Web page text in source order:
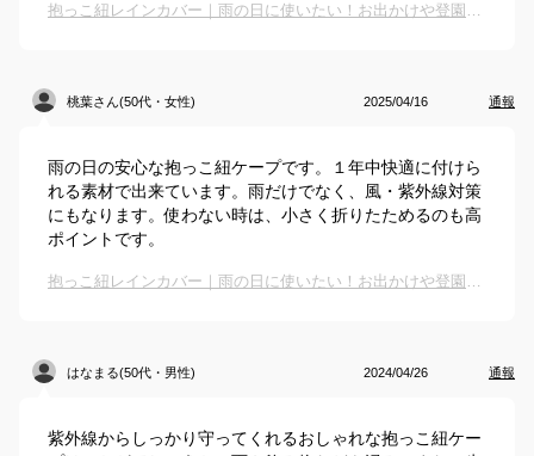
抱っこ紐レインカバー｜雨の日に使いたい！お出かけや登園にも便利なカバーのおすすめは？
桃葉さん(50代・女性) 2025/04/16 通報
雨の日の安心な抱っこ紐ケープです。１年中快適に付けら
れる素材で出来ています。雨だけでなく、風・紫外線対策
にもなります。使わない時は、小さく折りたためるのも高
ポイントです。
抱っこ紐レインカバー｜雨の日に使いたい！お出かけや登園にも便利なカバーのおすすめは？
はなまる(50代・男性) 2024/04/26 通報
紫外線からしっかり守ってくれるおしゃれな抱っこ紐ケー